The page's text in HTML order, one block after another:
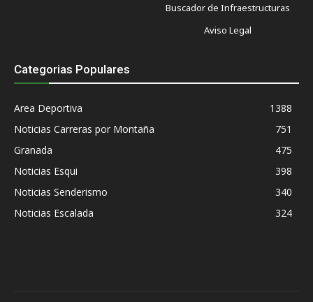
Buscador de Infraestructuras
Aviso Legal
Categorias Populares
Area Deportiva
1388
Noticias Carreras por Montaña
751
Granada
475
Noticias Esqui
398
Noticias Senderismo
340
Noticias Escalada
324